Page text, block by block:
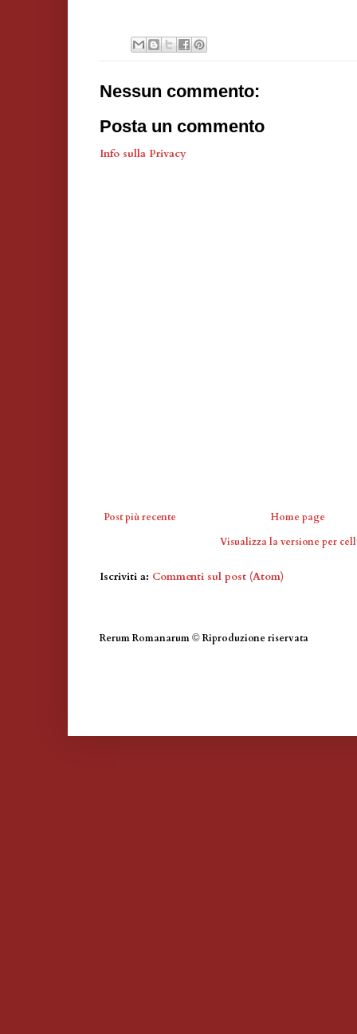
Nessun commento:
Posta un commento
Info sulla Privacy
Post più recente
Home page
Visualizza la versione per
Iscriviti a: Commenti sul post (Atom)
Rerum Romanarum © Riproduzione riservata